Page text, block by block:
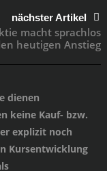
nächster Artikel
macht sprachlos
heutigen Anstieg
dienen
keine Kauf- bzw.
explizit noch
Kursentwicklung